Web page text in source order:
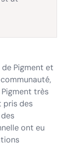
Pigment et
Pigment très
pris des
ont eu